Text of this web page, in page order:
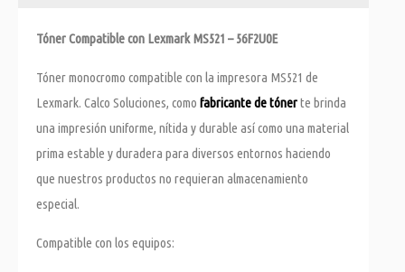
Tóner Compatible con Lexmark MS521 – 56F2U0E
Tóner monocromo compatible con la impresora MS521 de
Lexmark. Calco Soluciones, como fabricante de tónerte brinda
una impresión uniforme, nítida y durable así como una material
prima estable y duradera para diversos entornos haciendo
que nuestros productos no requieran almacenamiento
especial.
Compatible con los equipos: